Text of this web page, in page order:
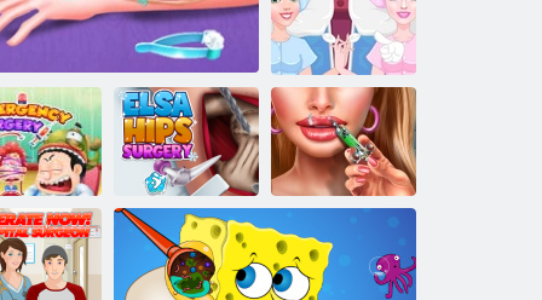
Skubioji lūžių chirurgija
Ligoninės
futbolo
chirurgija
Bonnie inksto
transplantacija
chirurgija
Elsa Hips
chirurgija
Ellie Lips
injekcijos